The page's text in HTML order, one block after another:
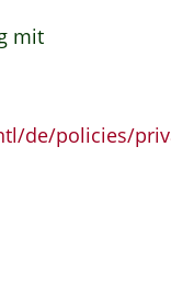
mit
de/policies/